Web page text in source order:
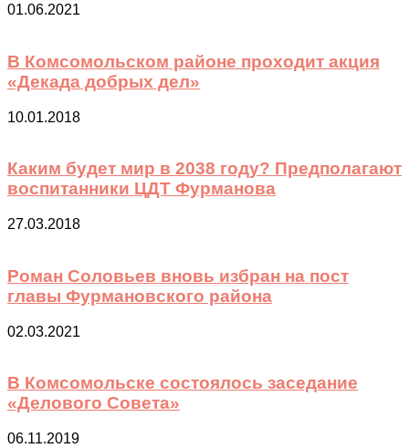
01.06.2021
В Комсомольском районе проходит акция
«Декада добрых дел»
10.01.2018
Каким будет мир в 2038 году? Предполагают
воспитанники ЦДТ Фурманова
27.03.2018
Роман Соловьев вновь избран на пост
главы Фурмановского района
02.03.2021
В Комсомольске состоялось заседание
«Делового Совета»
06.11.2019